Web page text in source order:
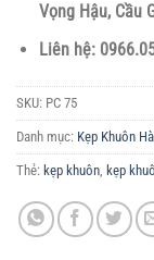
Vọng Hậu, Cầu
Liên hệ:
SKU: PC 75
Danh mục: Kẹp Khuôn
Thẻ: kẹp khuôn kẹp